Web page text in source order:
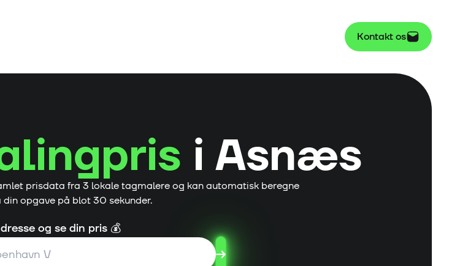
Kontakt os
i Asnæs
prisdata fra 3 lokale tagmalere og kan automatisk beregne
opgave på blot 30 sekunder.
og se din pris 💰